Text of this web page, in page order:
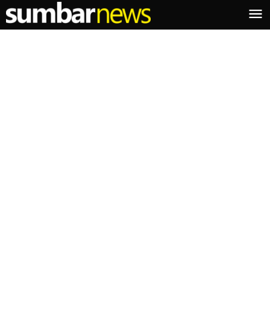
Lewati
ke
konten